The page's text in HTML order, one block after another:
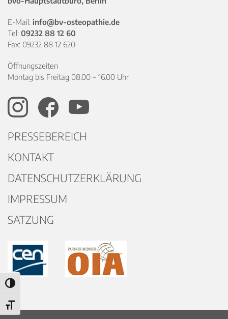
Umschalten auf hohe Kontraste
Schrift vergrößern
E-Mail: info@bv-osteopathie.de
Tel: 09232 88 12 60
Fax: 09232 88 12 620
Öffnungszeiten
Montag bis Freitag 08.00 – 16.00 Uhr
PRESSEBEREICH
KONTAKT
DATENSCHUTZERKLÄRUNG
IMPRESSUM
SATZUNG